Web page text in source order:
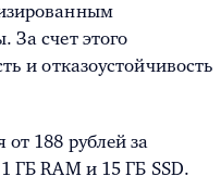
За счет этого
и отказоустойчивость
188 рублей за
ГБ RAM и 15 ГБ SSD.